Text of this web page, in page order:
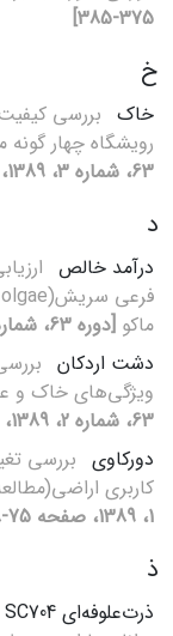
375-385]
خ
خاک بررسی
رویشگاه چهار
63، شماره 3، 1389، صفحه 307-318]
د
درآمد خالص
ماکو [دوره 63، شماره 2، 1389، صفحه 183-14]
دشت اردکان
ویژگی‌های خاک و
63، شماره 2، 1389، صفحه 197-10]
دورکاوی بررسی
کاربری
1، 1389، صفحه 75-88]
ذ
ذرت‌علوفه‌ای SC704